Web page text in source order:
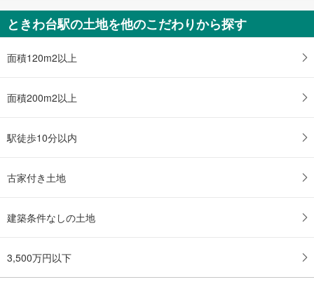
ときわ台駅の土地を他のこだわりから探す
面積120m2以上
面積200m2以上
駅徒歩10分以内
古家付き土地
建築条件なしの土地
3,500万円以下